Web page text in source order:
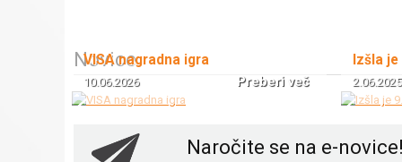
Novice
VISA nagradna igra
10.06.2026 Preberi več
Izšla
2.06.2025
Naročite se na e-novice!